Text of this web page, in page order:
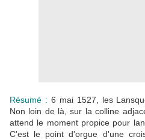
Résumé : 6 mai 1527, les
Non loin de là, sur la colline
attend le moment propice pour
C'est le point d'orgue d'une